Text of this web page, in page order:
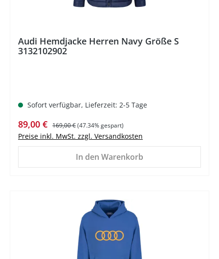
Audi Hemdjacke Herren Navy Größe S
3132102902
Sofort verfügbar, Lieferzeit: 2-5 Tage
Verkaufspreis:
89,00 € Regulärer Preis:
169,00 €(47.34% gespart)
Preise inkl. MwSt. zzgl. Versandkosten
In den Warenkorb